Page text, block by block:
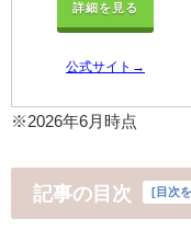
詳細を見る
公式サイト→
※2026年6月時点
記事の目次 [目次